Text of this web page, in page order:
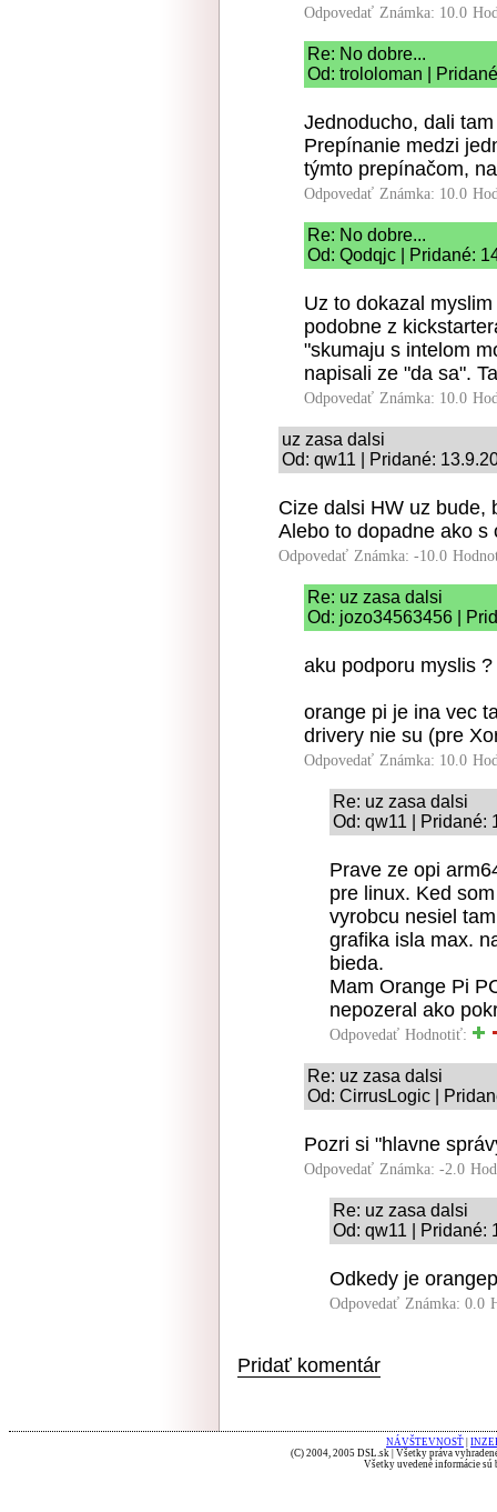
Odpovedať Známka: 10.0
Re: No dobre...
Od: trololoman |
Jednoducho, dali
Prepínanie medzi
týmto prepínačom,
Odpovedať Známka: 10.0
Re: No dobre...
Od: Qodqjc | Pridané:
Uz to dokazal
podobne z
"skumaju s intelom
napisali ze "da sa".
Odpovedať Známka: 10.0
uz zasa dalsi
Od: qw11 | Pridané:
Cize dalsi HW uz bude,
Alebo to dopadne ako s
Odpovedať Známka: -10.0
Re: uz zasa dalsi
Od: jozo34563456 |
aku podporu myslis
orange pi je ina vec
drivery nie su (pre
Odpovedať Známka: 10.0
Re: uz zasa dalsi
Od: qw11 | Pridané:
Prave ze opi
pre linux. Ked
vyrobcu nesiel
grafika isla max.
bieda.
Mam Orange Pi
nepozeral ako
Odpovedať Hodnotiť:
Re: uz zasa dalsi
Od: CirrusLogic |
Pozri si "hlavne
Odpovedať Známka: -2.0
Re: uz zasa dalsi
Od: qw11 | Pridané:
Odkedy je
Odpovedať Známka: 0.0
Pridať komentár
NÁVŠTEVNOSŤ
(C) 2004, 2005 DSL.sk | Všetky práva
Všetky uvedené informácie sú